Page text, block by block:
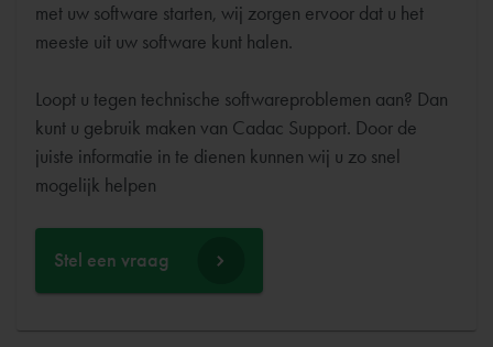
met uw software starten, wij zorgen ervoor dat u het
meeste uit uw software kunt halen.
Loopt u tegen technische softwareproblemen aan? Dan
kunt u gebruik maken van Cadac Support. Door de
juiste informatie in te dienen kunnen wij u zo snel
Stel een vraag